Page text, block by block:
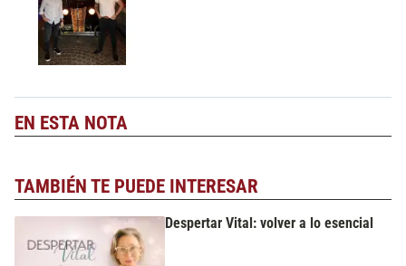
EN ESTA NOTA
TAMBIÉN TE PUEDE INTERESAR
Despertar Vital: volver a lo esencial